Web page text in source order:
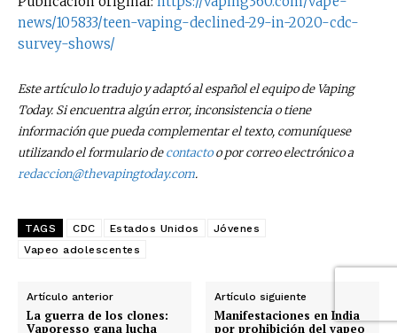
news/105833/teen-vaping-declined-29-in-2020-cdc-
survey-shows/
Este artículo lo tradujo y adaptó al español el equipo de Vaping
Today. Si encuentra algún error, inconsistencia o tiene
información que pueda complementar el texto, comuníquese
utilizando el formulario decontactoo por correo electrónico a
redaccion@thevapingtoday.com.
TAGS CDC Estados Unidos
Jóvenes
Vapeo adolescentes
Artículo anterior
La guerra de los clones:
Vaporesso gana lucha
Artículo siguiente
Manifestaciones en India
por prohibición del vapeo